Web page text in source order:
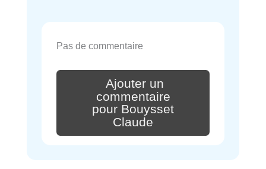
Pas de commentaire
Ajouter un
commentaire
pour Bouysset
Claude